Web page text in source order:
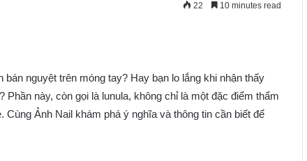
22 10 minutes read
nguyệt trên móng tay? Hay bạn lo lắng khi nhận thấy
này, còn gọi là lunula, không chỉ là một đặc điểm thẩm
Ảnh Nail khám phá ý nghĩa và thông tin cần biết để